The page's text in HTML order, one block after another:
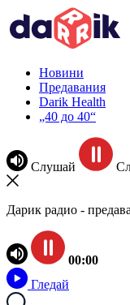
Новини
Предавания
Darik Health
„40 до 40“
Слушай
Дарик радио -
00:00
Гледай